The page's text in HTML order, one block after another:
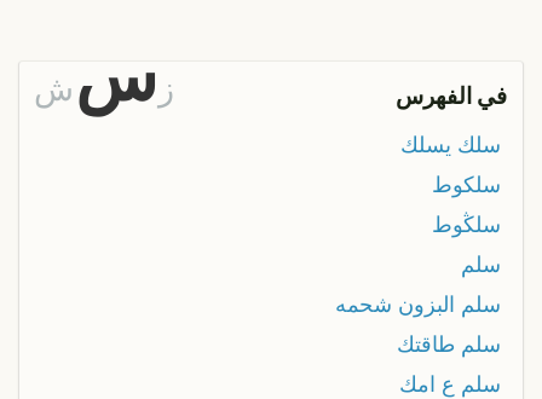
في الفهرس ز سش
سلك يسلك
سلكوط
سلڭوط
سلم
سلم البزون شحمه
سلم طاقتك
سلم ع امك